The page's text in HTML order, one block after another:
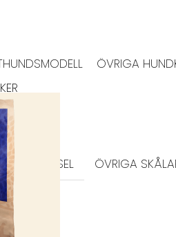
ÖVRIGA
MATPUSSEL ÖVRIGA